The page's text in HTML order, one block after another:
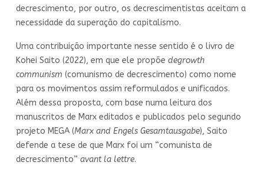
decrescimento, por outro, os decrescimentistas aceitam a
necessidade da superação do capitalismo.
Uma contribuição importante nesse sentido é o livro de
Kohei Saito (2022), em que ele propõe degrowth
communism (comunismo de decrescimento) como nome
para os movimentos assim reformulados e unificados.
Além dessa proposta, com base numa leitura dos
manuscritos de Marx editados e publicados pelo segundo
projeto MEGA (Marx and Engels Gesamtausgabe), Saito
defende a tese de que Marx foi um “comunista de
decrescimento” avant la lettre.